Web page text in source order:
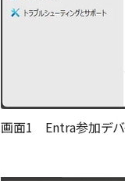
画面1 Entra参加デバ